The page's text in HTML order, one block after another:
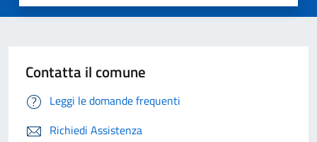
Contatta il comune
Leggi le domande frequenti
Richiedi Assistenza